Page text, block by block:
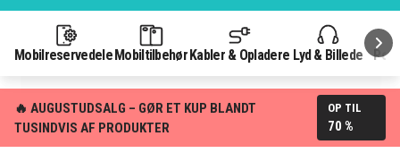
Mobilreservedele Mobiltilbehør Kabler & Opladere Lyd & Billede
🔥 AUGUSTUDSALG – GØR ET KUP BLANDT
TUSINDVIS AF PRODUKTER
OP TIL
70 %